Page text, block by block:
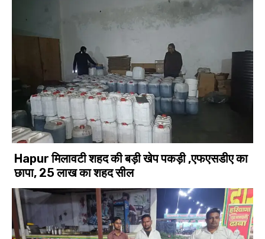
Hapur मिलावटी शहद की बड़ी खेप पकड़ी ,एफएसडीए का
छापा, 25 लाख का शहद सील